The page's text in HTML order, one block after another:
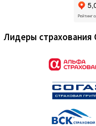
Лидеры страхования